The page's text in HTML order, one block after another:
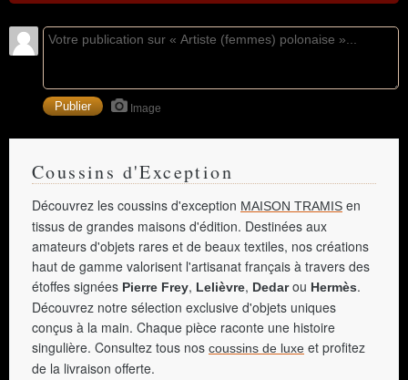
Image
Coussins d'Exception
Découvrez les coussins d'exception MAISON TRAMIS en
tissus de grandes maisons d'édition. Destinées aux
amateurs d'objets rares et de beaux textiles, nos créations
haut de gamme valorisent l'artisanat français à travers des
étoffes signées Pierre Frey, Lelièvre, Dedarou Hermès.
Découvrez notre sélection exclusive d'objets uniques
conçus à la main. Chaque pièce raconte une histoire
singulière. Consultez tous nos coussins de luxe et profitez
de la livraison offerte.